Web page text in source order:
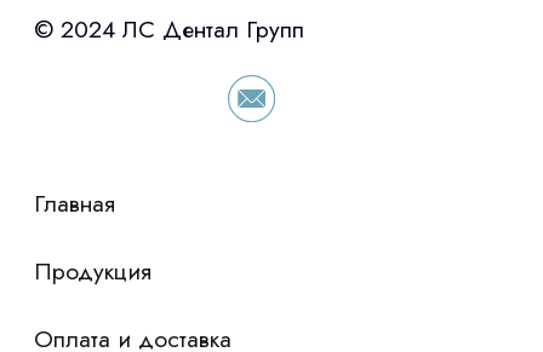
«Уралпромлизинг» подберем выгодные
условия по лизингу оборудования,
просто оставьте контакты чтобы мы
сориентировали по условиям